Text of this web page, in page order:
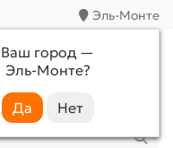
Эль-Монте
Ваш город —
Эль-Монте?
+7 (988) 233-44-52